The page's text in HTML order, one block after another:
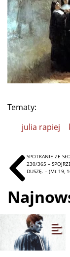
Tematy:
julia rapiej
SPOTKANIE ZE
230/365 –
DUSZĘ. – (Mt 19,